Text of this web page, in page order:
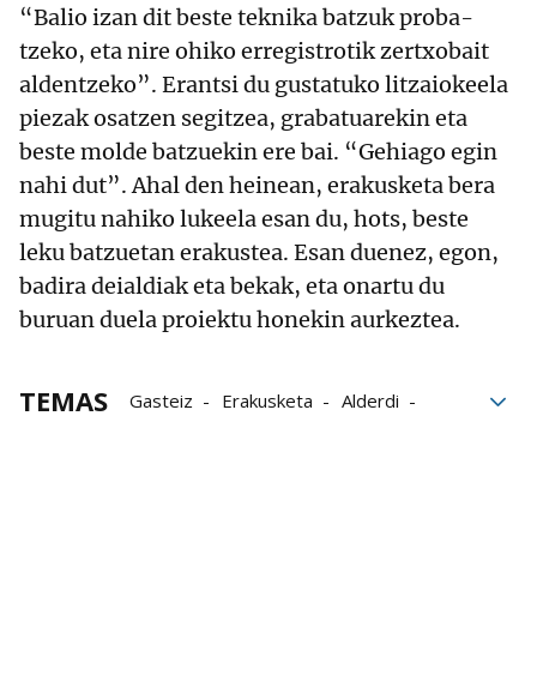
“Balio izan dit beste teknika batzuk proba-
tzeko, eta nire ohiko erregistrotik zertxobait
aldentzeko”. Erantsi du gustatuko litzaiokeela
piezak osatzen segitzea, grabatuarekin eta
beste molde batzuekin ere bai. “Gehiago egin
nahi dut”. Ahal den heinean, erakusketa bera
mugitu nahiko lukeela esan du, hots, beste
leku batzuetan erakustea. Esan duenez, egon,
badira deialdiak eta bekak, eta onartu du
buruan duela proiektu honekin aurkeztea.
TEMAS Gasteiz Erakusketa
Alderdi